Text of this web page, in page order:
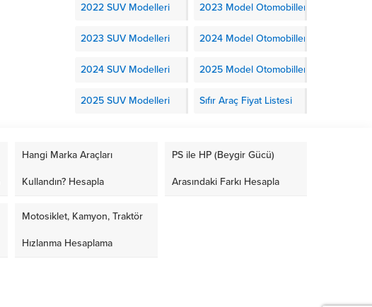
2022 SUV Modelleri 2023 Model Otomobiller
2023 SUV Modelleri 2024 Model Otomobiller
2024 SUV Modelleri 2025 Model Otomobiller
2025 SUV Modelleri Sıfır Araç Fiyat Listesi
Hangi Marka Araçları
Kullandın? Hesapla
PS ile HP (Beygir Gücü)
Arasındaki Farkı Hesapla
Motosiklet, Kamyon, Traktör
Hızlanma Hesaplama